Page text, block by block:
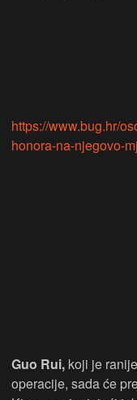
https://www.bug.hr/
honora-na-njegovo-
Guo Rui, koji je
operacije, sada će